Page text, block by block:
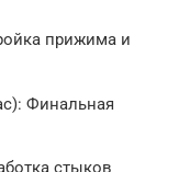
прижима и
Финальная
стыков